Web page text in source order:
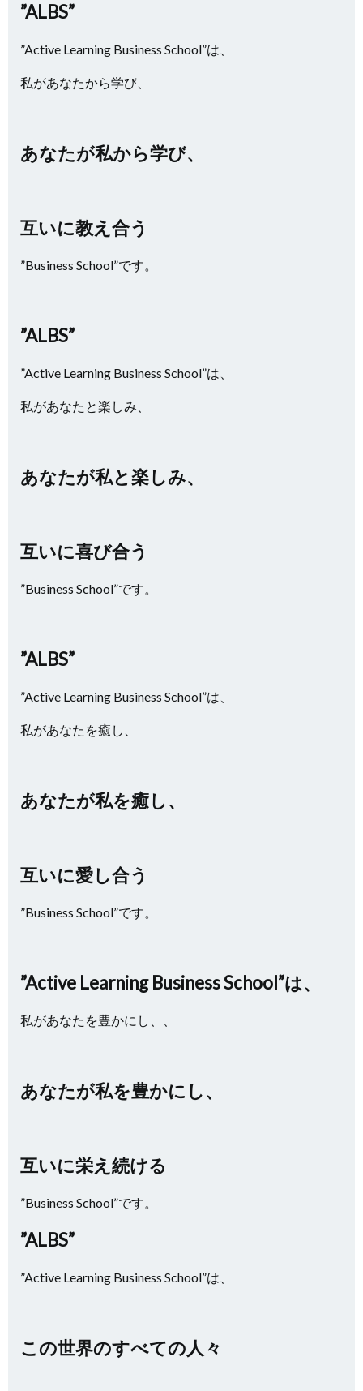
”ALBS”
”Active Learning Business School”は、
私があなたから学び、
あなたが私から学び、
互いに教え合う
”Business School”です。
”ALBS”
”Active Learning Business School”は、
私があなたと楽しみ、
あなたが私と楽しみ、
互いに喜び合う
”Business School”です。
”ALBS”
”Active Learning Business School”は、
私があなたを癒し、
あなたが私を癒し、
互いに愛し合う
”Business School”です。
”Active Learning Business School”は、
私があなたを豊かにし、、
あなたが私を豊かにし、
互いに栄え続ける
”Business School”です。
”ALBS”
”Active Learning Business School”は、
この世界のすべての人々